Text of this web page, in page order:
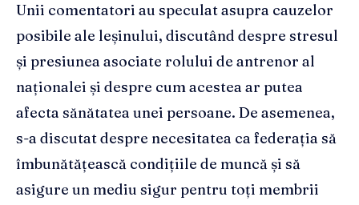
Unii comentatori au speculat asupra cauzelor
posibile ale leșinului, discutând despre stresul
și presiunea asociate rolului de antrenor al
naționalei și despre cum acestea ar putea
afecta sănătatea unei persoane. De asemenea,
s-a discutat despre necesitatea ca federația să
îmbunătățească condițiile de muncă și să
asigure un mediu sigur pentru toți membrii